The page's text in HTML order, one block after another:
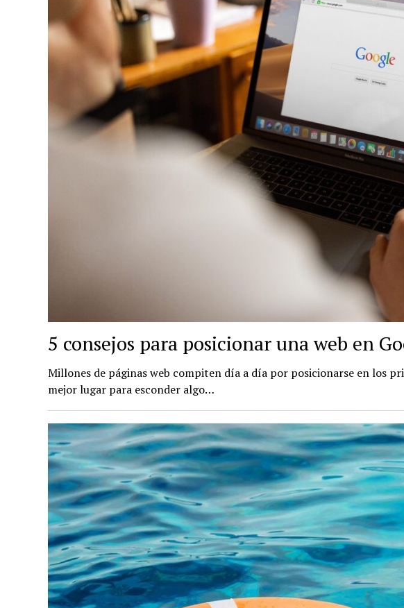
5 consejos para posicionar una web en
Millones de páginas web compiten día a día por posicionarse en los
mejor lugar para esconder algo…